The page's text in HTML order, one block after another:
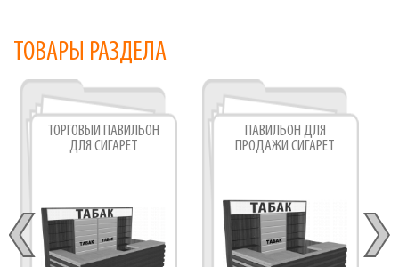
ТОВАРЫ РАЗДЕЛА
ТОРГОВЫЙ ПАВИЛЬОН
ДЛЯ СИГАРЕТ
ПАВИЛЬОН ДЛЯ
ПРОДАЖИ СИГАРЕТ